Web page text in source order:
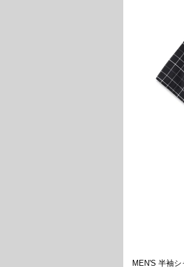
MEN'S 半袖